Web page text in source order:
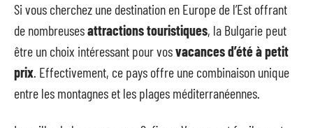
Si vous cherchez une destination en Europe de l’Est offrant
de nombreusesattractions touristiques, la Bulgarie peut
être un choix intéressant pour vosvacances d’été à petit
prix. Effectivement, ce pays offre une combinaison unique
entre les montagnes et les plages méditerranéennes.